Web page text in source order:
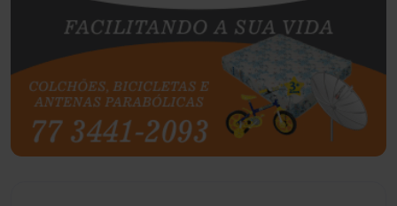
Botuporã (73)
Brasil (7681)
Brumado (31967)